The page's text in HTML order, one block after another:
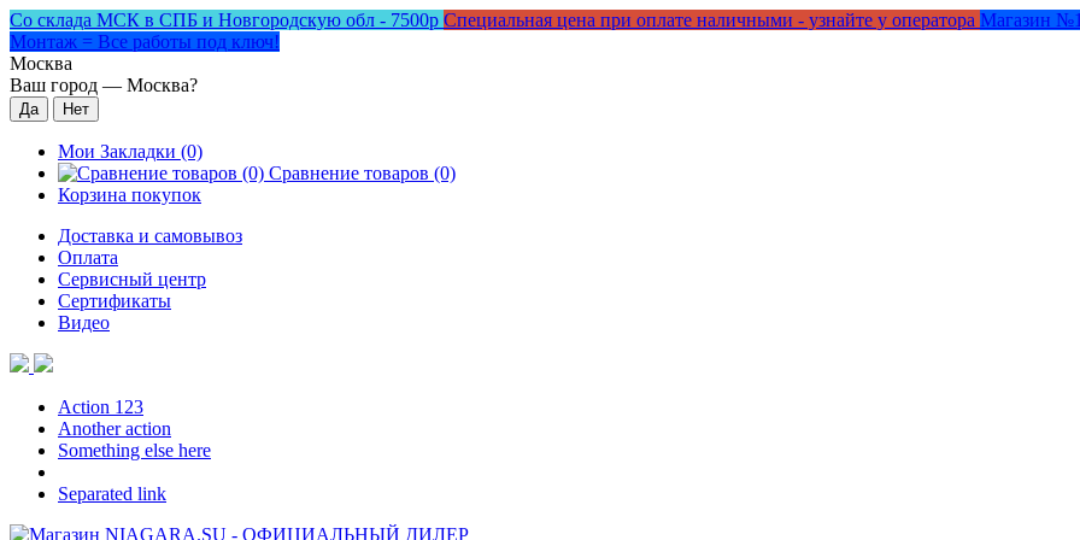
Со склада МСК в СПБ и Новгородскую обл - 7500р Специальная цена при оплате наличными - узнайте у оператора Магазин
Монтаж = Все работы под ключ!
Москва
Ваш город — Москва?
Мои Закладки (0)
Сравнение товаров (0)
Корзина покупок
Доставка и самовывоз
Оплата
Сервисный центр
Сертификаты
Видео
Action 123
Another action
Something else here
Separated link